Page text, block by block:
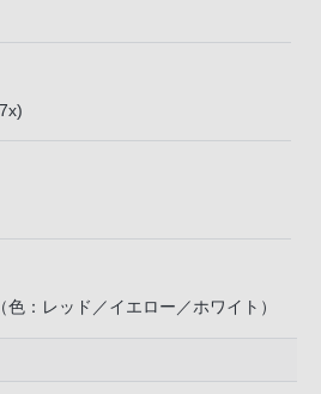
：レッド／イエロー／ホワイト）